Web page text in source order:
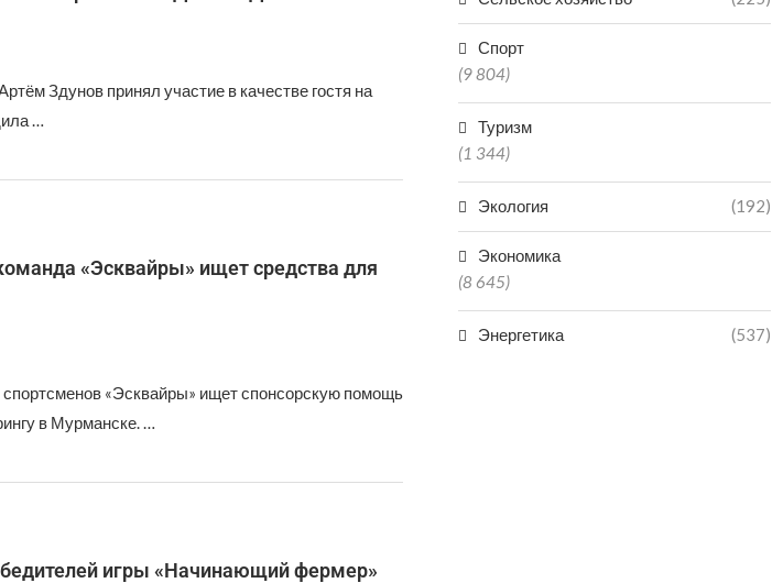
Здунов принял участие в качестве гостя на
…
«Эсквайры» ищет средства для
«Эсквайры» ищет спонсорскую помощь
в Мурманске. …
игры «Начинающий фермер»
Спорт
(9 804)
Туризм
(1 344)
Экология (192)
Экономика
(8 645)
Энергетика (537)